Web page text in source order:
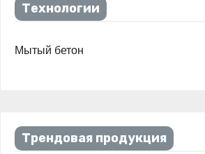
Технологии
Мытый бетон
Трендовая продукция